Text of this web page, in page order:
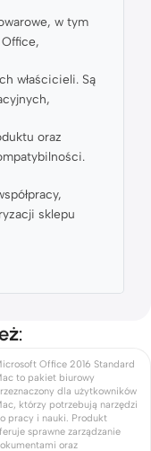
w tym
właścicieli. Są
oraz
sklepu
Office 2016 Standard
to pakiet biurowy
dla użytkowników
którzy potrzebują narzędzi
pracy i nauki. Produkt
sprawne zarządzanie
oraz